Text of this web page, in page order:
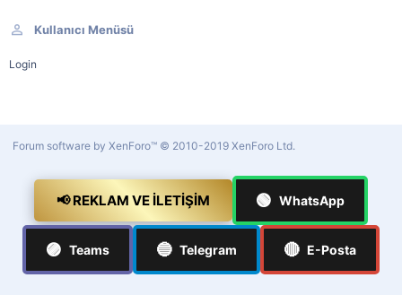
Kullanıcı Menüsü
Login
Forum software by XenForo™ © 2010-2019 XenForo Ltd.
📢 REKLAM VE İLETIŞIM 🟢 WhatsApp
🟣 Teams 🔵 Telegram 🔴 E-Posta